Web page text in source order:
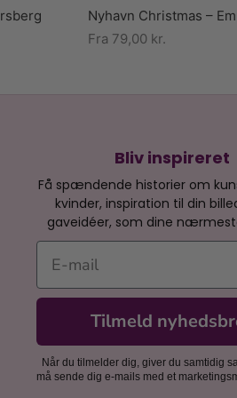
Nyhavn Christmas –
Fra 79,00 kr.
Bliv inspireret
Få spændende historier om
kvinder, inspiration til din
gaveidéer, som dine
E-mail
Tilmeld
Når du tilmelder dig, giver du samtidig
må sende dig e-mails med et